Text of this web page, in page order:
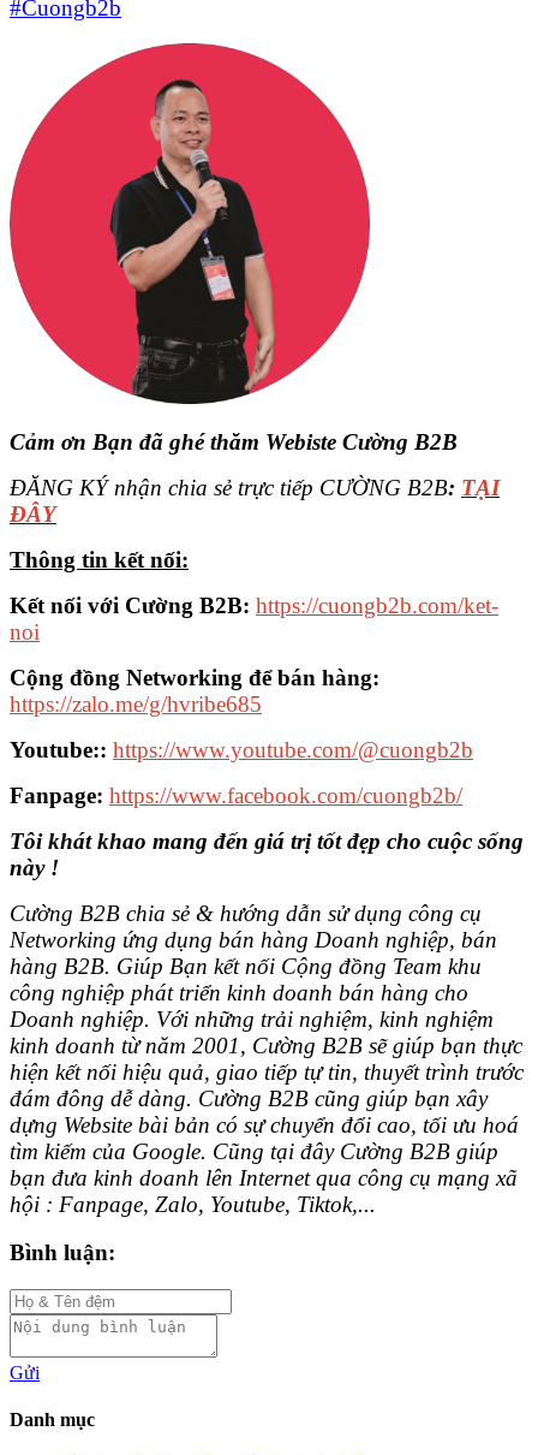
#Cuongb2b
Cảm ơn Bạn đã ghé thăm Webiste Cường B2B
ĐĂNG KÝ nhận chia sẻ trực tiếp CƯỜNG B2B: TẠI
ĐÂY
Thông tin kết nối:
Kết nối với Cường B2B: https://cuongb2b.com/ket-
noi
Cộng đồng Networking để bán hàng:
https://zalo.me/g/hvribe685
Youtube:: https://www.youtube.com/@cuongb2b
Fanpage: https://www.facebook.com/cuongb2b/
Tôi khát khao mang đến giá trị tốt đẹp cho cuộc sống
này !
Cường B2B chia sẻ & hướng dẫn sử dụng công cụ
Networking ứng dụng bán hàng Doanh nghiệp, bán
hàng B2B. Giúp Bạn kết nối Cộng đồng Team khu
công nghiệp phát triển kinh doanh bán hàng cho
Doanh nghiệp. Với những trải nghiệm, kinh nghiệm
kinh doanh từ năm 2001, Cường B2B sẽ giúp bạn thực
hiện kết nối hiệu quả, giao tiếp tự tin, thuyết trình trước
đám đông dễ dàng. Cường B2B cũng giúp bạn xây
dựng Website bài bản có sự chuyển đổi cao, tối ưu hoá
tìm kiếm của Google. Cũng tại đây Cường B2B giúp
bạn đưa kinh doanh lên Internet qua công cụ mạng xã
hội : Fanpage, Zalo, Youtube, Tiktok,...
Bình luận:
Gửi
Danh mục